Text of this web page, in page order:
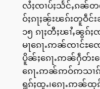
လႆႈၸၢပ်ႈသႅင်ႇၵၼ်
ဝ်ႈၵႃႈၼႂ်းၽၵ်းတူဝဵင်
၁၅ ၵႃႈတီႈၽၢႆႇၼွၵ်
မႃၵေႃႉဢၼ်ၸၢင်ႊၸ
ပိူၼ်ႈၵေႃႉဢၼ်ႁဵတ်း
ၵေႃႉဢၼ်ဢဝ်ဢသၢၵ်ႈ
ရူၵ်ႈထူႉ၊ၵေႃႉဢၼ်